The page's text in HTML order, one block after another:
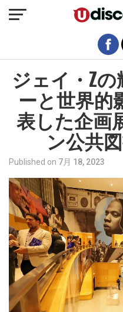
ジェイ・Z
ーと世界的
表した企画
ン公共
Published on 7月 18, 2023
モバイル